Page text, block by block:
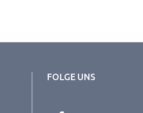
FOLGE UNS